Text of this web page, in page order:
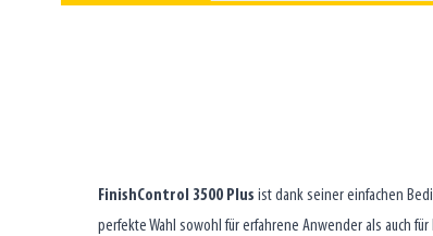
FinishControl 3500 Plus ist dank seiner einfachen
perfekte Wahl sowohl für erfahrene Anwender als auch für